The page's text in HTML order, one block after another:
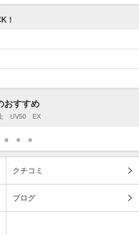
！
おすすめ
止 UV50 EX
クチコミ
ブログ